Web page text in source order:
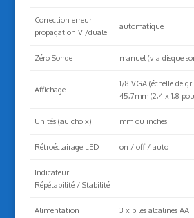
Correction erreur
propagation V /duale
automatique
Zéro Sonde manuel (via disque
Affichage
1/8 VGA (échelle de
45,7mm (2,4 x 1,8
Unités (au choix) mm ou inches
Rétroéclairage LED on / off / auto
Indicateur
Répétabilité / Stabilité
Alimentation 3 x piles alcalines AA